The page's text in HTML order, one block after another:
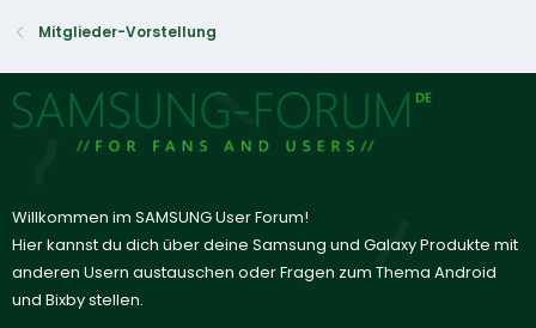
Mitglieder-Vorstellung
Willkommen im SAMSUNG User Forum!
Hier kannst du dich über deine Samsung und Galaxy Produkte mit
anderen Usern austauschen oder Fragen zum Thema Android
und Bixby stellen.